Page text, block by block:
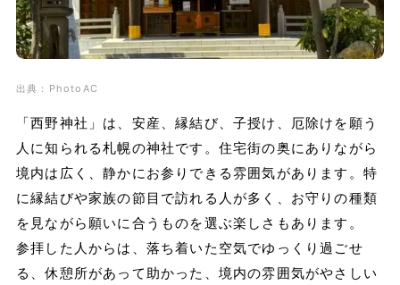
出典：PhotoAC
「西野神社」は、安産、縁結び、子授け、厄除けを願う
人に知られる札幌の神社です。住宅街の奥にありながら
境内は広く、静かにお参りできる雰囲気があります。特
に縁結びや家族の節目で訪れる人が多く、お守りの種類
を見ながら願いに合うものを選ぶ楽しさもあります。
参拝した人からは、落ち着いた空気でゆっくり過ごせ
る、休憩所があって助かった、境内の雰囲気がやさしい